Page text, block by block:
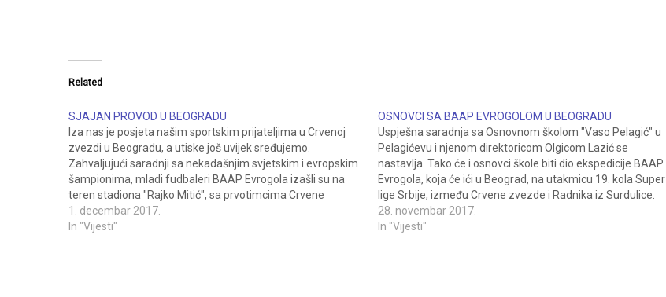
Related
SJAJAN PROVOD U BEOGRADU
Iza nas je posjeta našim sportskim prijateljima u Crvenoj
zvezdi u Beogradu, a utiske još uvijek sređujemo.
Zahvaljujući saradnji sa nekadašnjim svjetskim i evropskim
šampionima, mladi fudbaleri BAAP Evrogola izašli su na
teren stadiona "Rajko Mitić", sa prvotimcima Crvene
zvezde i Radnika, na utakmici Superlige Srbije, što će biti
jedna…
1. decembar 2017.
In "Vijesti"
OSNOVCI SA BAAP EVROGOLOM U BEOGRADU
Uspješna saradnja sa Osnovnom školom "Vaso Pelagić" u
Pelagićevu i njenom direktoricom Olgicom Lazić se
nastavlja. Tako će i osnovci škole biti dio ekspedicije BAAP
Evrogola, koja će ići u Beograd, na utakmicu 19. kola Super
lige Srbije, između Crvene zvezde i Radnika iz Surdulice.
- Raduje nas svaki uspjeh Škole…
28. novembar 2017.
In "Vijesti"